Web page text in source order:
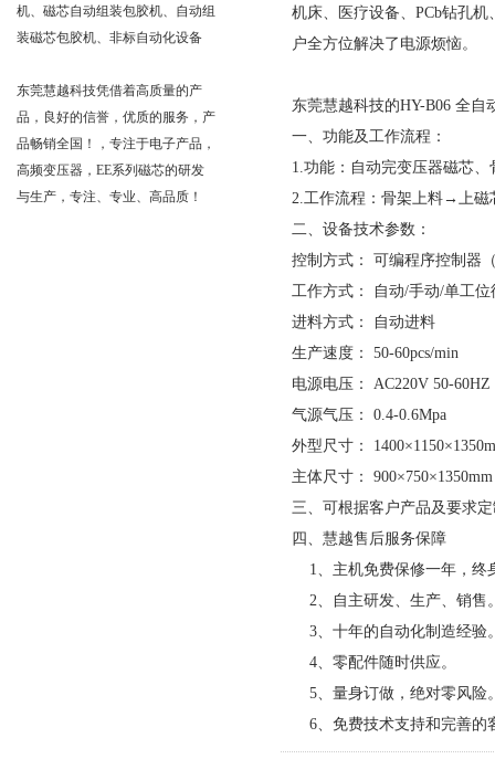
机、磁芯自动组装包胶机、自动组
装磁芯包胶机、非标自动化设备
东莞慧越科技凭借着高质量的产
品，良好的信誉，优质的服务，产
品畅销全国！，专注于电子产品，
高频变压器，EE系列磁芯的研发
与生产，专注、专业、高品质！
机床、医疗设备、PCb钻孔
户全方位解决了电源烦恼。
东莞慧越科技的HY-B06 全自
一、功能及工作流程：
1.功能：自动完变压器磁芯
2.工作流程：骨架上料→上
二、设备技术参数：
控制方式： 可编程序控制器
工作方式： 自动/手动/单工位
进料方式： 自动进料
生产速度： 50-60pcs/min
电源电压： AC220V 50-60HZ
气源气压： 0.4-0.6Mpa
外型尺寸：
主体尺寸：
三、可根据客户产品及要求
四、慧越售后服务保障
1、主机免费保修一年，终
2、自主研发、生产、销售
3、十年的自动化制造经验
4、零配件随时供应。
5、量身订做，绝对零风险
6、免费技术支持和完善的